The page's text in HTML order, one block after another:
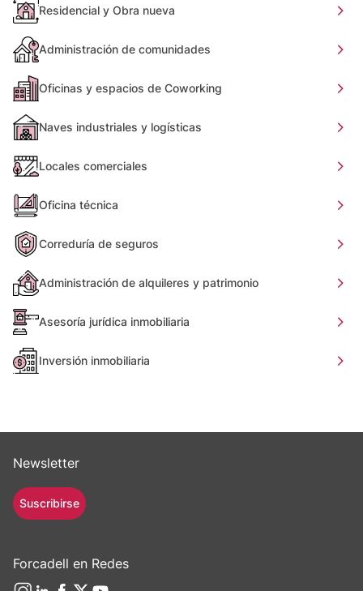
Residencial y Obra nueva
Administración de comunidades
Oficinas y espacios de Coworking
Naves industriales y logísticas
Locales comerciales
Oficina técnica
Correduría de seguros
Administración de alquileres y patrimonio
Asesoría jurídica inmobiliaria
Inversión inmobiliaria
Newsletter
Suscribirse
Forcadell en Redes